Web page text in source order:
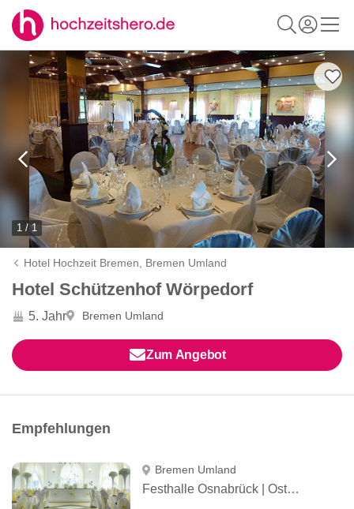
1 / 1
Hotel Hochzeit Bremen, Bremen Umland
Hotel Schützenhof Wörpedorf
5. Jahr Bremen Umland
Zum Angebot
Empfehlungen
Bremen Umland
Festhalle Osnabrück | Ostertags Residenz Belm UG